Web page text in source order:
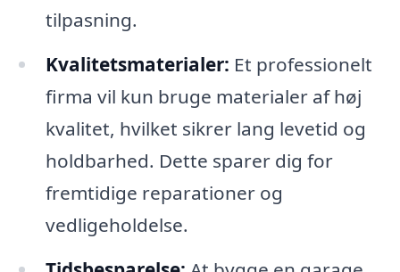
tilpasning.
Kvalitetsmaterialer: Et professionelt
firma vil kun bruge materialer af høj
kvalitet, hvilket sikrer lang levetid og
holdbarhed. Dette sparer dig for
fremtidige reparationer og
vedligeholdelse.